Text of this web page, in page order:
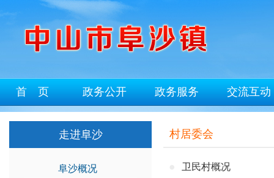
首 页 政务公开 政务服务 交流互动
走进阜沙
阜沙概况
村居委会
卫民村概况